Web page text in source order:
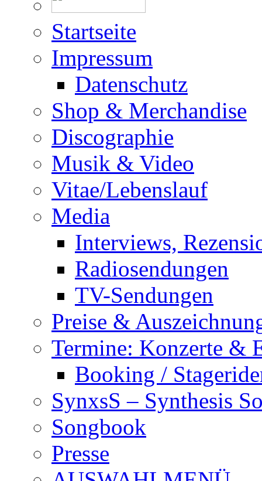
Startseite
Impressum
Datenschutz
Shop & Merchandise
Discographie
Musik & Video
Vitae/Lebenslauf
Media
Interviews,
Radiosendungen
TV-Sendungen
Preise &
Termine: Konzerte &
Booking /
SynxsS – Synthesis
Songbook
Presse